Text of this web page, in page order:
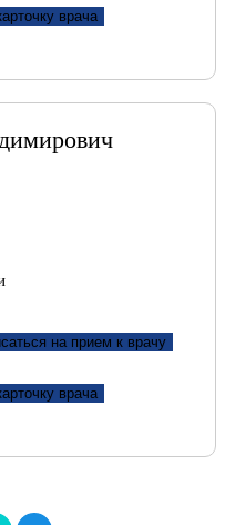
врача
на прием к врачу
врача